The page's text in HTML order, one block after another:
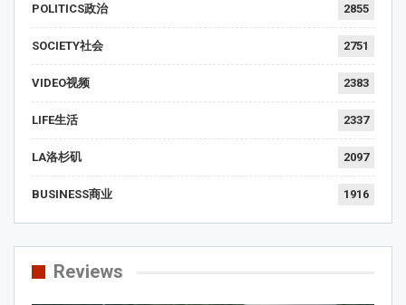
POLITICS政治 2855
SOCIETY社会 2751
VIDEO视频 2383
LIFE生活 2337
LA洛杉矶 2097
BUSINESS商业 1916
Reviews